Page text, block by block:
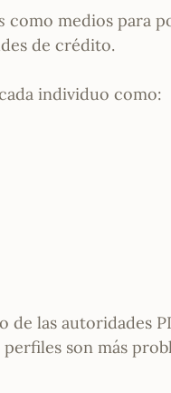
como medios para
de crédito.
individuo como:
las autoridades
son más